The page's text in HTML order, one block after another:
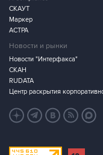
СКАУТ
Маркер
АСТРА
Новости и рынки
Новости "Интерфакса"
СКАН
RUDATA
Центр раскрытия